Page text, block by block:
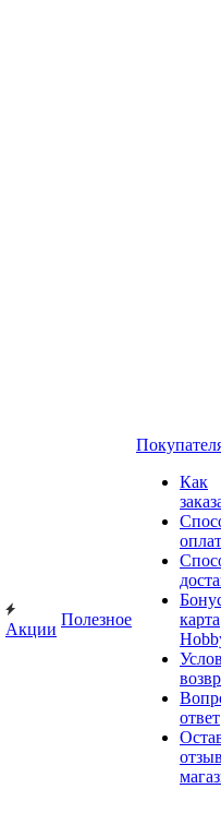
Акции
Полезное
Как
карта
ответ